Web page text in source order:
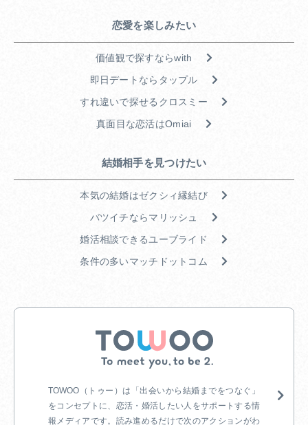
恋愛を楽しみたい
価値観で探すならwith
即日デートならタップル
すれ違いで探せるクロスミー
真面目な恋活はOmiai
結婚相手を見つけたい
本気の結婚はゼクシィ縁結び
バツイチならマリッシュ
婚活相談できるユーブライド
条件の多いマッチドットコム
TOWOO（トゥー）は「出会いから結婚までをつなぐ」
をコンセプトに、恋活・婚活したい人をサポートする情
報メディアです。読み進めるだけで次のアクションがわ